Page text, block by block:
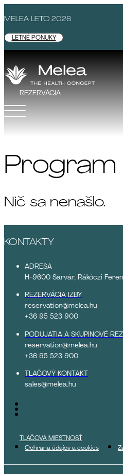
MELEA LETO 2026
LETNÉ PONUKY
REZERVÁCIA
Program
Nič sa nenašlo.
KONTAKTY
ADRESA
H-9600 Sárvár, Rákóczi
REZERVÁCIA IZBY
reservation@melea.hu
+36 95 523 900
PODUJATIA A SKUPINOVÉ
reservation@melea.hu
+36 95 523 900
TLAČOVÝ KONTAKT
sales@melea.hu
TLAČOVÁ MIESTNOSŤ
Ochrana údajov a cookies